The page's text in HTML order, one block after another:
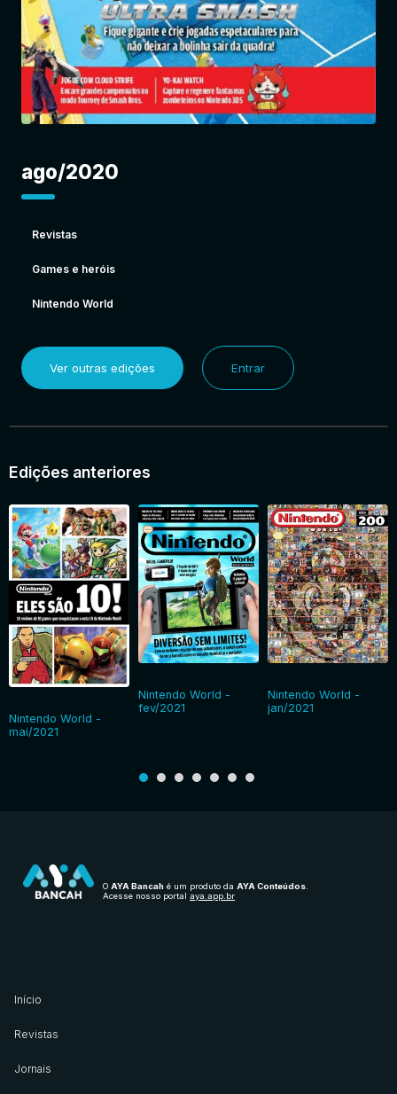
ago/2020
Revistas
Games e heróis
Nintendo World
Ver outras edições Entrar
Edições anteriores
Nintendo World -
mai/2021
Nintendo World -
fev/2021
Nintendo World -
jan/2021
O AYA Bancah é um produto da AYA Conteúdos.
Acesse nosso portal aya.app.br
Início
Revistas
Jornais